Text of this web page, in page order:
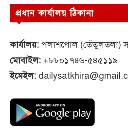
প্রধান কার্যালয় ঠিকানা
কার্যালয়: পলাশপোল (তেঁতুলতলা)
মোবাইল: +৮৮০১৭৪৬-৫৪৫১১৯
ইমেইল: